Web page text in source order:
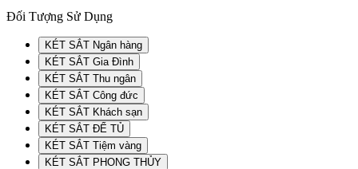
Đối Tượng Sử Dụng
KÉT SẮT Ngân hàng
KÉT SẮT Gia Đình
KÉT SẮT Thu ngân
KÉT SẮT Công đức
KÉT SẮT Khách sạn
KÉT SẮT ĐỂ TỦ
KÉT SẮT Tiệm vàng
KÉT SẮT PHONG THỦY